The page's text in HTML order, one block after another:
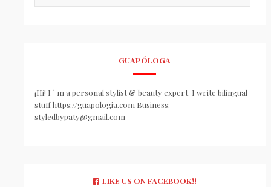
GUAPÓLOGA
¡Hi! I ´ m a personal stylist & beauty expert. I write bilingual
stuff https://guapologia.com Business:
styledbypaty@gmail.com
LIKE US ON FACEBOOK!!